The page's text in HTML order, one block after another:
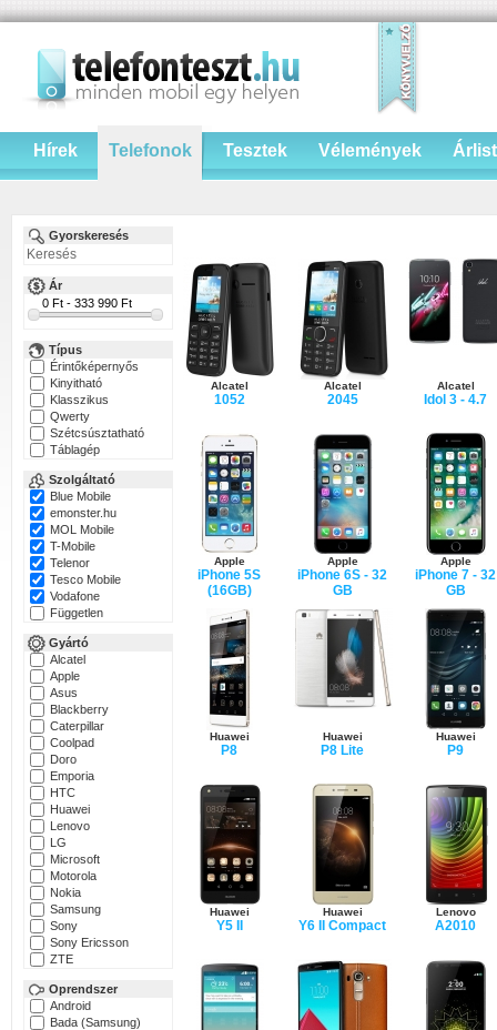
Hírek Telefonok Tesztek Vélemények
Gyorskeresés
Ár
Típus
Érintőképernyős
Kinyitható
Klasszikus
Qwerty
Szétcsúsztatható
Táblagép
Szolgáltató
Blue Mobile
emonster.hu
MOL Mobile
T-Mobile
Telenor
Tesco Mobile
Vodafone
Független
Gyártó
Alcatel
Apple
Asus
Blackberry
Caterpillar
Coolpad
Doro
Emporia
HTC
Huawei
Lenovo
LG
Microsoft
Motorola
Nokia
Samsung
Sony
Sony Ericsson
ZTE
Oprendszer
Android
Bada (Samsung)
Alcatel
1052
Alcatel
2045
Alcatel
Idol 3 - 4.7
Apple
iPhone 5S
(16GB)
Apple
iPhone 6S - 32
GB
Apple
iPhone 7 - 32
GB
Huawei
P8
Huawei
P8 Lite
Huawei
P9
Huawei
Y5 II
Huawei
Y6 II Compact
Lenovo
A2010